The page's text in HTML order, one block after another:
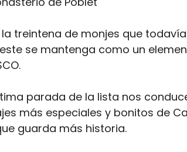
la treintena de monjes que
se mantenga como un
parada de la lista nos
más especiales y bonitos de
guarda más historia.